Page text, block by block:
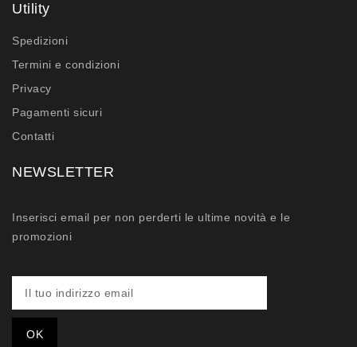
Utility
Spedizioni
Termini e condizioni
Privacy
Pagamenti sicuri
Contatti
NEWSLETTER
Inserisci email per non perderti le ultime novità e le
promozioni